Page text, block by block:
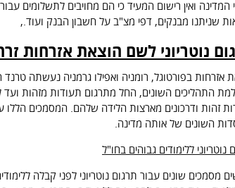
המדינה ואין רישום המעיד כי הם מחויבים לתשלומים
שניתנו מבנקים, דפי מצ"ב על חשבון הבנק ועוד.,
נוטריוני לשם הוצאת אזרחות
אזרחות בפורטוגל, רומניה ואפילו גרמניה נעשתה
התהליכים השונים, החל מתרגום תעודות מזהות ועד
זהות ודרכונים מארצות הלידה שלהם. המסמכים הללו
השונים של אותה מדינה.
נוטריוני ללימודים גבוהים בחו"ל
מסמכים שונים עבור תרגום נוטריוני לפני קבלה